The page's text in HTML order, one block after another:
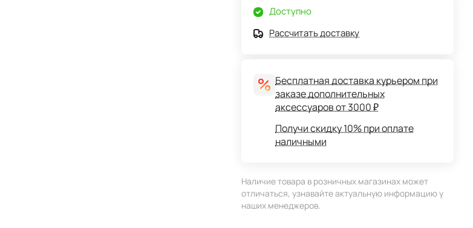
Доступно
Рассчитать доставку
Бесплатная доставка курьером при
заказе дополнительных
аксессуаров от 3000 ₽
Получи скидку 10% при оплате
наличными
Наличие товара в розничных магазинах может
отличаться, узнавайте актуальную информацию у
наших менеджеров.